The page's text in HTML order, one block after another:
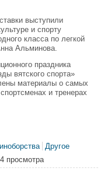
выступили
и спорту
класса по легкой
Альминова.
праздника
вятского спорта»
материалы о самых
и тренерах
Другое
«Быстрее, выше,
просмотра